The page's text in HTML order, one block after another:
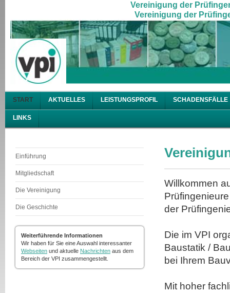
Vereinigung der
Vereinigung der
START AKTUELLES LEISTUNGSPROFIL SCHADENSFÄLLE
LINKS
Einführung
Mitgliedschaft
Die Vereinigung
Die Geschichte
Weiterführende Informationen
Wir haben für Sie eine Auswahl interessanter
Webseiten und aktuelle Nachrichten aus dem
Bereich der VPI zusammengestellt.
Willkommen
der
Die im VPI
Baustatik /
bei Ihrem
Mit hoher